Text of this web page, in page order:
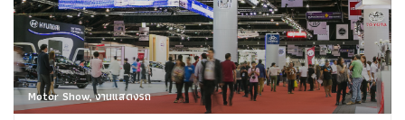
Motor Show, งานแสดงรถ